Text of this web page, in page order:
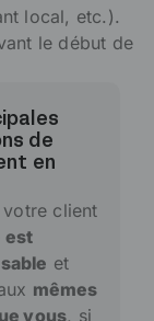
local, etc.).
le début de
de
en
client
est
et
mêmes
vous, si